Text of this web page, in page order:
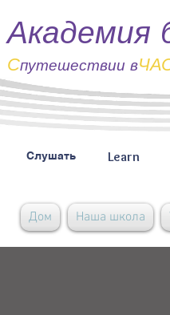
Академия
Спутешествии в
Слушать Learn
Дом Наша школа